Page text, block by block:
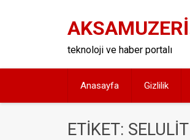
teknoloji ve haber portalı
Anasayfa Gizlilik
ETIKET: SELULIT